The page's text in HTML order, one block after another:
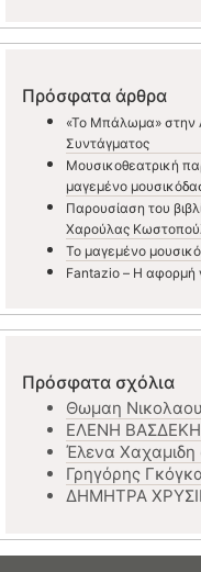
Πρόσφατα άρθρα
«Το Μπάλωμα» στην
Συντάγματος
Μουσικοθεατρική
μαγεμένο
Παρουσίαση του
Χαρούλας
Το μαγεμένο
Fantazio – Η αφορμή
Πρόσφατα σχόλια
Θωμαη Νικολαου
ΕΛΕΝΗ ΒΑΣΔΕΚΗ
Έλενα Χαχαμιδη
Γρηγόρης
ΔΗΜΗΤΡΑ